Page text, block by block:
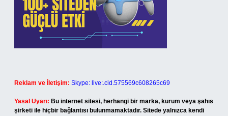
Reklam ve İletişim: Skype: live:.cid.575569c608265c69
Yasal Uyarı: Bu internet sitesi, herhangi bir marka, kurum veya şahıs
şirketi ile hiçbir bağlantısı bulunmamaktadır. Sitede yalnızca kendi